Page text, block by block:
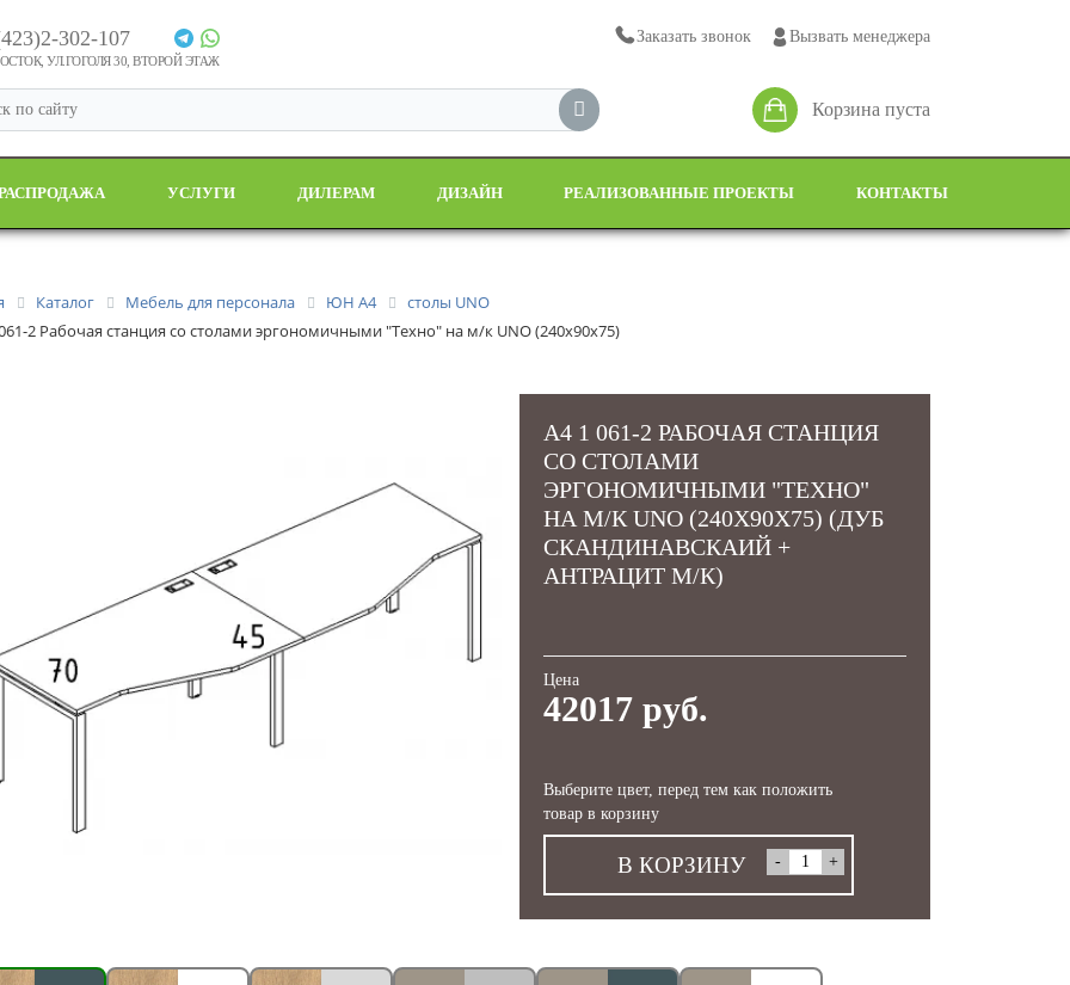
302-107
УЛ.ГОГОЛЯ 30, ВТОРОЙ ЭТАЖ
Заказать звонок Вызвать менеджера
Корзина пуста
УСЛУГИ ДИЛЕРАМ ДИЗАЙН РЕАЛИЗОВАННЫЕ ПРОЕКТЫ КОНТАКТЫ
Каталог Мебель для персонала ЮН А4
столы UNO
2 Рабочая станция со столами эргономичными "Техно" на м/к UNO (240x90x75)
A4 1 061-2 РАБОЧАЯ СТАНЦИЯ
СО СТОЛАМИ
ЭРГОНОМИЧНЫМИ "ТЕХНО"
НА М/К UNO (240X90X75) (ДУБ
СКАНДИНАВСКАИЙ +
АНТРАЦИТ М/К)
Цена
42017 руб.
Выберите цвет, перед тем как положить
товар в корзину
В КОРЗИНУ